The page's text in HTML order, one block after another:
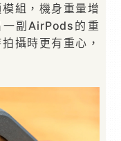
組，機身重量增
副AirPods的重
攝時更有重心，